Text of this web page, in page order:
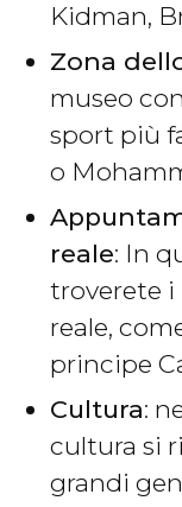
Kidman,
Zona
museo
sport più
o
reale: In
troverete i
reale,
principe
Cultura:
cultura si
grandi